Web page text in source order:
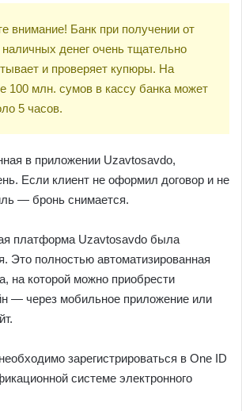
внимание! Банк при получении от
наличных денег очень тщательно
и проверяет купюры. На
100 млн. сумов в кассу банка может
5 часов.
в приложении Uzavtosavdo,
Если клиент не оформил договор и не
— бронь снимается.
платформа Uzavtosavdo была
Это полностью автоматизированная
на которой можно приобрести
— через мобильное приложение или
зарегистрироваться в One ID
системе электронного